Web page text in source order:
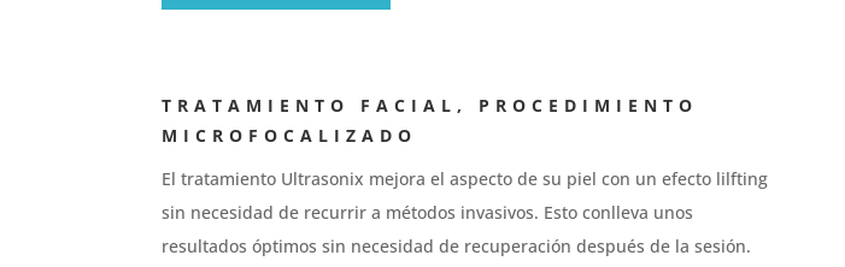
TRATAMIENTO FACIAL, PROCEDIMIENTO
MICROFOCALIZADO
El tratamiento Ultrasonix mejora el aspecto de su piel con un efecto lilfting
sin necesidad de recurrir a métodos invasivos. Esto conlleva unos
resultados óptimos sin necesidad de recuperación después de la sesión.